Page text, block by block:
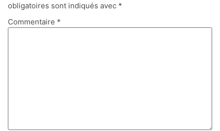
obligatoires sont indiqués avec *
Commentaire *